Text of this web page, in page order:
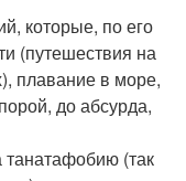
которые, по его
(путешествия на
плавание в море,
до абсурда,
(так